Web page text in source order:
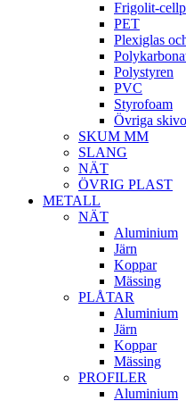
Frigolit-
PET
Plexiglas
Polystyren
PVC
Styrofoam
Övriga
SKUM MM
SLANG
NÄT
ÖVRIG PLAST
METALL
NÄT
Aluminium
Järn
Koppar
Mässing
PLÅTAR
Aluminium
Järn
Koppar
Mässing
PROFILER
Aluminium